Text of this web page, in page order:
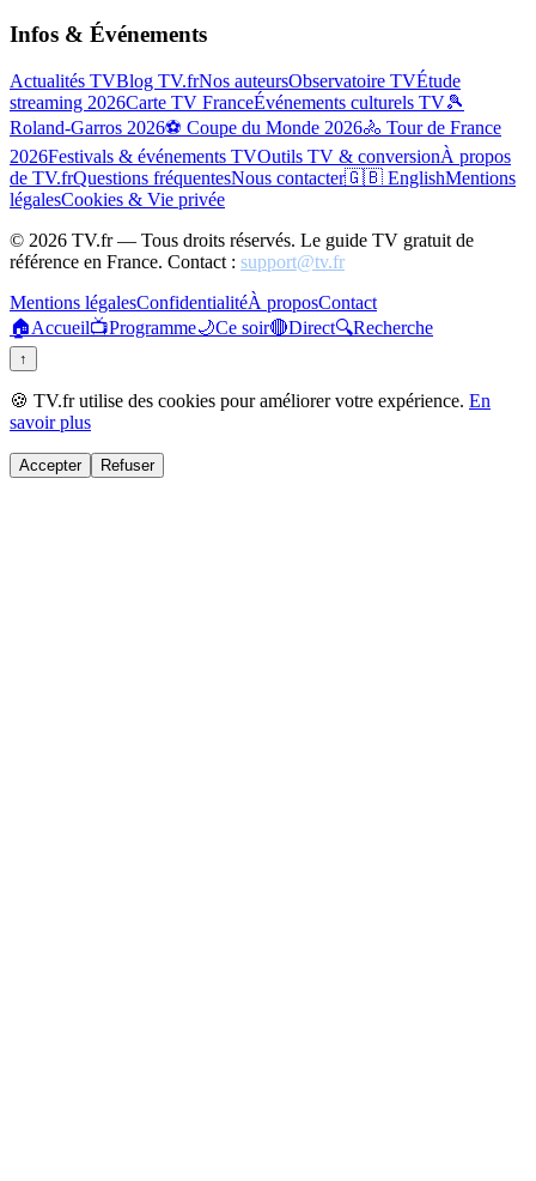
Infos & Événements
Actualités TVBlog TV.frNos auteursObservatoire TVÉtude
streaming 2026Carte TV FranceÉvénements culturels TV🎾
Roland-Garros 2026⚽ Coupe du Monde 2026🚴 Tour de France
2026Festivals & événements TVOutils TV & conversionÀ propos
de TV.frQuestions fréquentesNous contacter🇬🇧 EnglishMentions
légalesCookies & Vie privée
© 2026 TV.fr — Tous droits réservés. Le guide TV gratuit de
référence en France. Contact : support@tv.fr
Mentions légalesConfidentialitéÀ proposContact
🏠Accueil📺Programme🌙Ce soir🔴Direct🔍Recherche
↑
🍪 TV.fr utilise des cookies pour améliorer votre expérience. En
savoir plus
Accepter Refuser